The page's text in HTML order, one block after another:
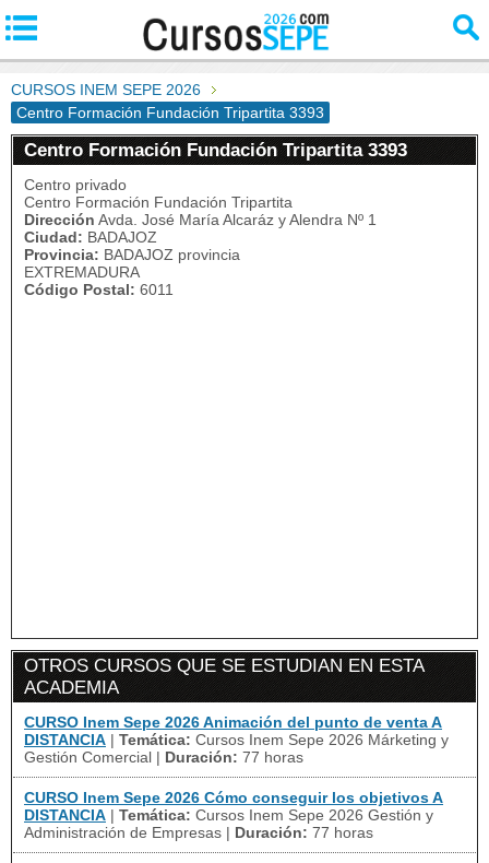
CURSOS INEM SEPE 2026
Centro Formación Fundación Tripartita 3393
Centro Formación Fundación Tripartita 3393
Centro privado
Centro Formación Fundación Tripartita
Dirección Avda. José María Alcaráz y Alendra Nº 1
Ciudad: BADAJOZ
Provincia: BADAJOZ provincia
EXTREMADURA
Código Postal: 6011
OTROS CURSOS QUE SE ESTUDIAN EN ESTA
ACADEMIA
CURSO Inem Sepe 2026 Animación del punto de venta A
DISTANCIA | Temática: Cursos Inem Sepe 2026 Márketing y
Gestión Comercial | Duración: 77 horas
CURSO Inem Sepe 2026 Cómo conseguir los objetivos A
DISTANCIA | Temática: Cursos Inem Sepe 2026 Gestión y
Administración de Empresas | Duración: 77 horas